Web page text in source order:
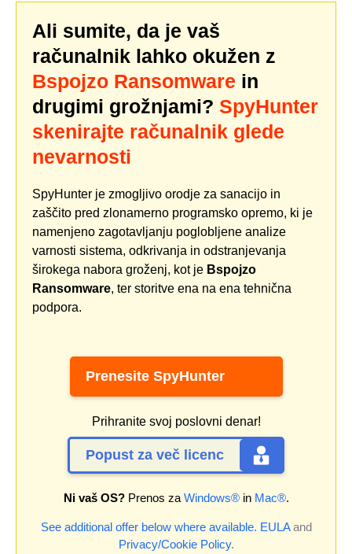
Ali sumite, da je vaš
računalnik lahko okužen z
Bspojzo Ransomware in
drugimi grožnjami? SpyHunter
skenirajte računalnik glede
nevarnosti
SpyHunter je zmogljivo orodje za sanacijo in
zaščito pred zlonamerno programsko opremo, ki je
namenjeno zagotavljanju poglobljene analize
varnosti sistema, odkrivanja in odstranjevanja
širokega nabora groženj, kot je Bspojzo
Ransomware, ter storitve ena na ena tehnična
podpora.
Prenesite SpyHunter
Prihranite svoj poslovni denar!
Popust za več licenc
Ni vaš OS?Prenos za Windows®in Mac®.
See additional offer below where available. EULAand
Privacy/Cookie Policy.